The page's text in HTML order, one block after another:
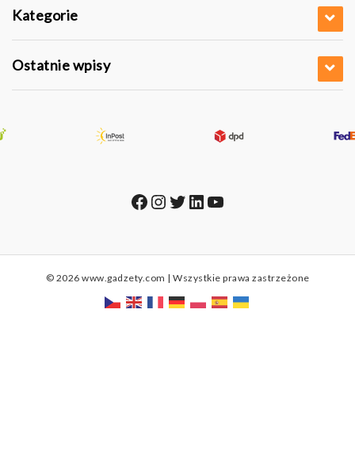
Kategorie
Ostatnie wpisy
Facebook
Instagram
Twitter
LinkedIn
YouTube
© 2026 www.gadzety.com | Wszystkie prawa zastrzeżone